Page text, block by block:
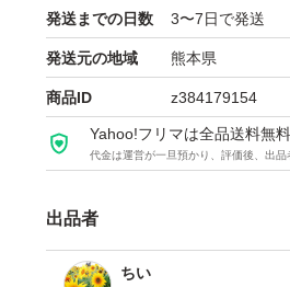
でご了承ください
サラダ、スープ系、カレーな
用いただけます
４kgですが、実際は５kg近く
発送までの日数 3〜7日で発送
発送元の地域 熊本県
商品ID z384179154
Yahoo!フリマは全品送料無
代金は運営が一旦預かり、評価後、出
出品者
ちい
！
！